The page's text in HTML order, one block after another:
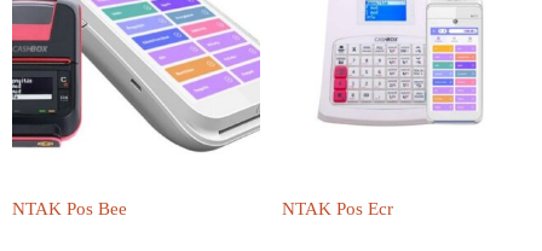
NTAK Pos Bee NTAK Pos Ecr